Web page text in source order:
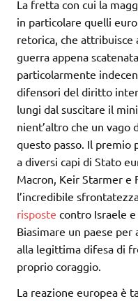
La fretta con cui la
in particolare quelli
retorica, che attribuisce
guerra appena
particolarmente
difensori del diritto
lungi dal suscitare il
nient’altro che un
questo passo. Il premio
a diversi capi di Stato
Macron, Keir Starmer e
l’incredibile
risposte contro Israele
Biasimare un paese
alla legittima difesa di
proprio coraggio.
La reazione europea è